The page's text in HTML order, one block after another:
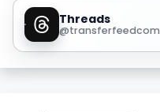
Threads
@transferfeedcom